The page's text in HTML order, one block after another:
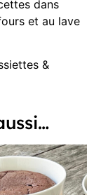
dans
et au lave
&